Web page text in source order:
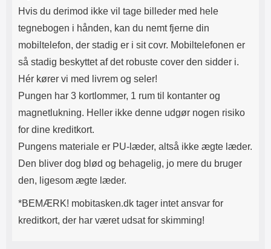
Hvis du derimod ikke vil tage billeder med hele
tegnebogen i hånden, kan du nemt fjerne din
mobiltelefon, der stadig er i sit covr. Mobiltelefonen er
så stadig beskyttet af det robuste cover den sidder i.
Hér kører vi med livrem og seler!
Pungen har 3 kortlommer, 1 rum til kontanter og
magnetlukning. Heller ikke denne udgør nogen risiko
for dine kreditkort.
Pungens materiale er PU-læder, altså ikke ægte læder.
Den bliver dog blød og behagelig, jo mere du bruger
den, ligesom ægte læder.
*BEMÆRK! mobitasken.dk tager intet ansvar for
kreditkort, der har været udsat for skimming!